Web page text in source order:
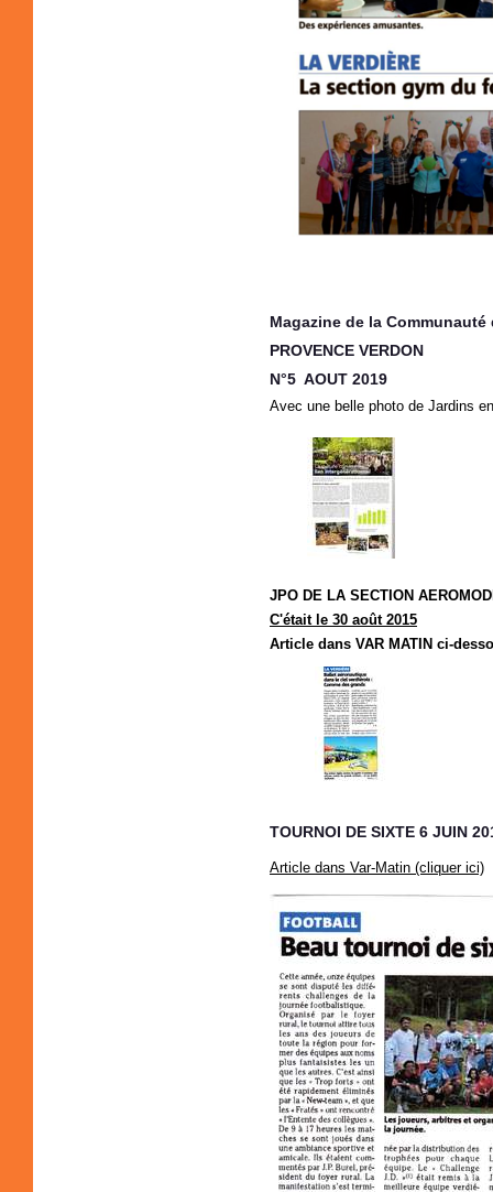
Magazine de la Communauté
PROVENCE VERDON
N°5 AOUT 2019
Avec une belle photo de Jardins
JPO DE LA SECTION
C'était le 30 août 2015
Article dans VAR MATIN ci-
TOURNOI DE SIXTE 6 JUIN
Article dans Var-Matin (cliquer ici)